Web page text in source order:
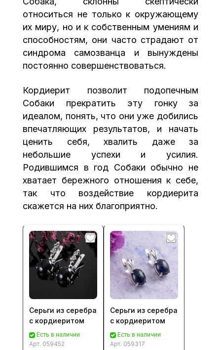
относиться не только к окружающему
их миру, но и к собственным умениям и
способностям, они часто страдают от
синдрома самозванца и вынуждены
постоянно совершенствоваться.
Кордиерит позволит подопечным
Собаки прекратить эту гонку за
идеалом, понять, что они уже добились
впечатляющих результатов, и начать
ценить себя, хвалить даже за
небольшие успехи и усилия.
Родившимся в год Собаки обычно не
хватает бережного отношения к себе,
так что воздействие кордиерита
скажется на них благоприятно.
Серьги из серебра
с кордиеритом
Есть в наличии
Арт. 059452
Серьги из серебра
с кордиеритом
Есть в наличии
Арт. 059317